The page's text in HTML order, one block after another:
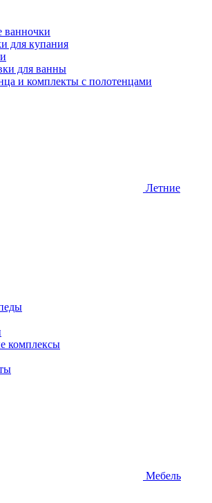
ванночки
для купания
для ванны
и комплекты с полотенцами
Летние
комплексы
Мебель